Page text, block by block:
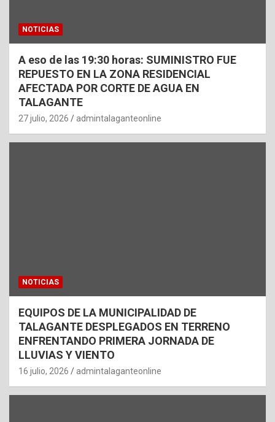
NOTICIAS
A eso de las 19:30 horas: SUMINISTRO FUE
REPUESTO EN LA ZONA RESIDENCIAL
AFECTADA POR CORTE DE AGUA EN
TALAGANTE
27 julio, 2026 admintalaganteonline
NOTICIAS
EQUIPOS DE LA MUNICIPALIDAD DE
TALAGANTE DESPLEGADOS EN TERRENO
ENFRENTANDO PRIMERA JORNADA DE
LLUVIAS Y VIENTO
16 julio, 2026 admintalaganteonline